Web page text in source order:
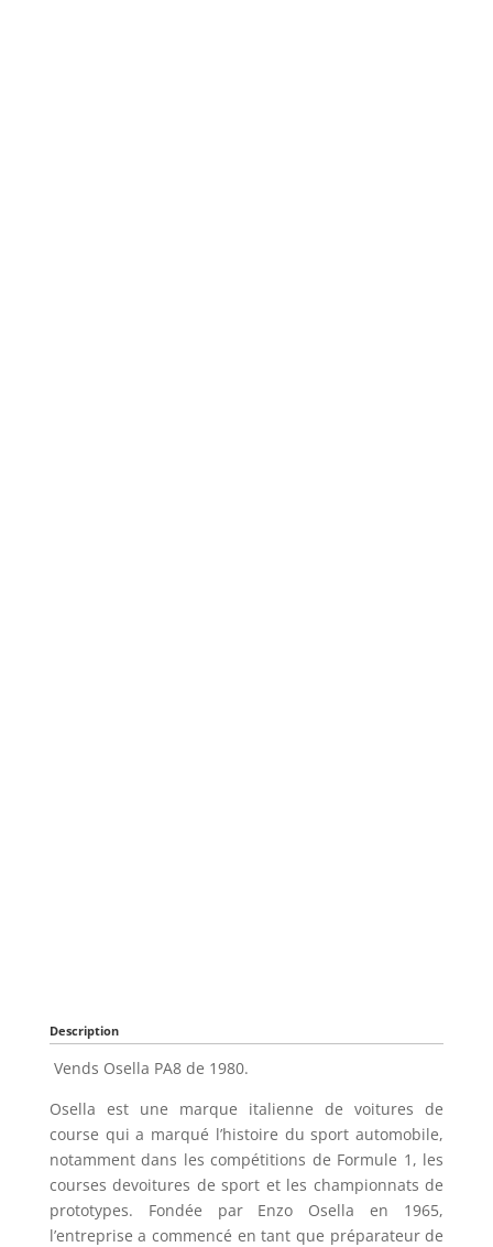
Description
Vends Osella PA8 de 1980.
Osella est une marque italienne de voitures de
course qui a marqué l’histoire du sport automobile,
notamment dans les compétitions de Formule 1, les
courses devoitures de sport et les championnats de
prototypes. Fondée par Enzo Osella en 1965,
l’entreprise a commencé en tant que préparateur de